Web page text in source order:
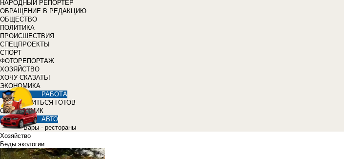
НАРОДНЫЙ РЕПОРТЁР
ОБРАЩЕНИЕ В РЕДАКЦИЮ
ОБЩЕСТВО
ПОЛИТИКА
ПРОИСШЕСТВИЯ
СПЕЦПРОЕКТЫ
СПОРТ
ФОТОРЕПОРТАЖ
ХОЗЯЙСТВО
ХОЧУ СКАЗАТЬ!
ЭКОНОМИКА
РАБОТА
УЧИТЬСЯ ГОТОВ
СПРАВОЧНИК
АВТО
Бары - рестораны
Хозяйство
Беды экологии